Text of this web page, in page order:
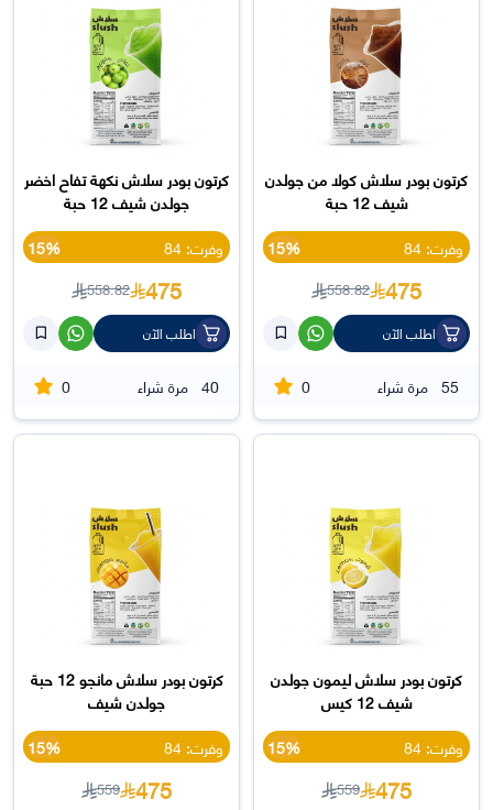
كرتون بودر سلاش كولا من جولدن
شيف 12 حبة
وفرت: 84
15%
475
558.82
اطلب الآن
55 مرة شراء 0
كرتون بودر سلاش نكهة تفاح اخضر
جولدن شيف 12 حبة
وفرت: 84
15%
475
558.82
اطلب الآن
40 مرة شراء 0
كرتون بودر سلاش ليمون جولدن
شيف 12 كيس
وفرت: 84
15%
475
559
كرتون بودر سلاش مانجو 12 حبة
جولدن شيف
وفرت: 84
15%
475
559